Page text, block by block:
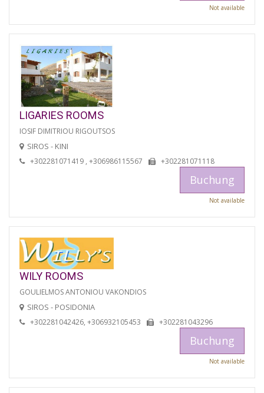
Not available
LIGARIES ROOMS
IOSIF DIMITRIOU RIGOUTSOS
SIROS - KINI
+302281071419 , +306986115567 +302281071118
Buchung
Not available
WILY ROOMS
GOULIELMOS ANTONIOU VAKONDIOS
SIROS - POSIDONIA
+302281042426, +306932105453 +302281043296
Buchung
Not available